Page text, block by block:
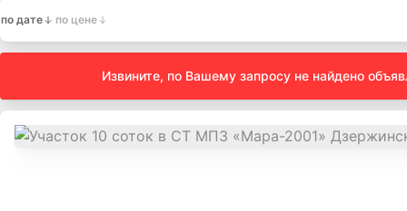
по дате по цене
Извините, по Вашему запросу не найдено